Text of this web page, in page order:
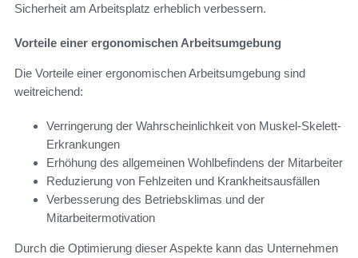
Sicherheit am Arbeitsplatz erheblich verbessern.
Vorteile einer ergonomischen Arbeitsumgebung
Die Vorteile einer ergonomischen Arbeitsumgebung sind
weitreichend:
Verringerung der Wahrscheinlichkeit von Muskel-Skelett-
Erkrankungen
Erhöhung des allgemeinen Wohlbefindens der Mitarbeiter
Reduzierung von Fehlzeiten und Krankheitsausfällen
Verbesserung des Betriebsklimas und der
Mitarbeitermotivation
Durch die Optimierung dieser Aspekte kann das Unternehmen